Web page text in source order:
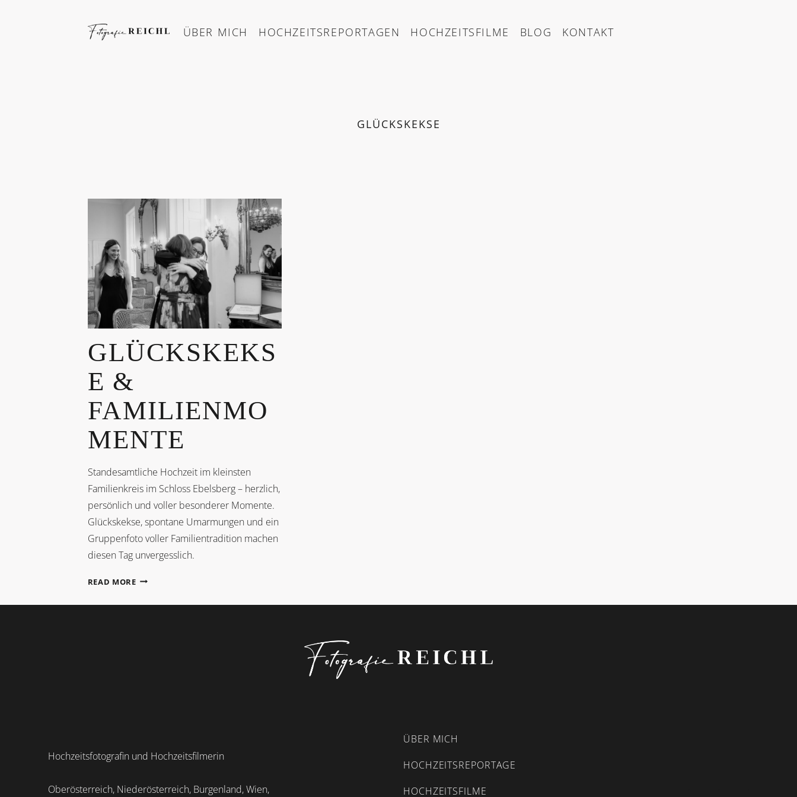
ÜBER MICH HOCHZEITSREPORTAGEN HOCHZEITSFILME BLOG KONTAKT
GLÜCKSKEKSE
GLÜCKSKEKS
E &
FAMILIENMO
MENTE
Standesamtliche Hochzeit im kleinsten
Familienkreis im Schloss Ebelsberg – herzlich,
persönlich und voller besonderer Momente.
Glückskekse, spontane Umarmungen und ein
Gruppenfoto voller Familientradition machen
diesen Tag unvergesslich.
READ MOREGLÜCKSKEKSE
FAMILIENMOMENTE
Hochzeitsfotografin und Hochzeitsfilmerin
Oberösterreich, Niederösterreich, Burgenland, Wien,
ÜBER MICH
HOCHZEITSREPORTAGE
HOCHZEITSFILME